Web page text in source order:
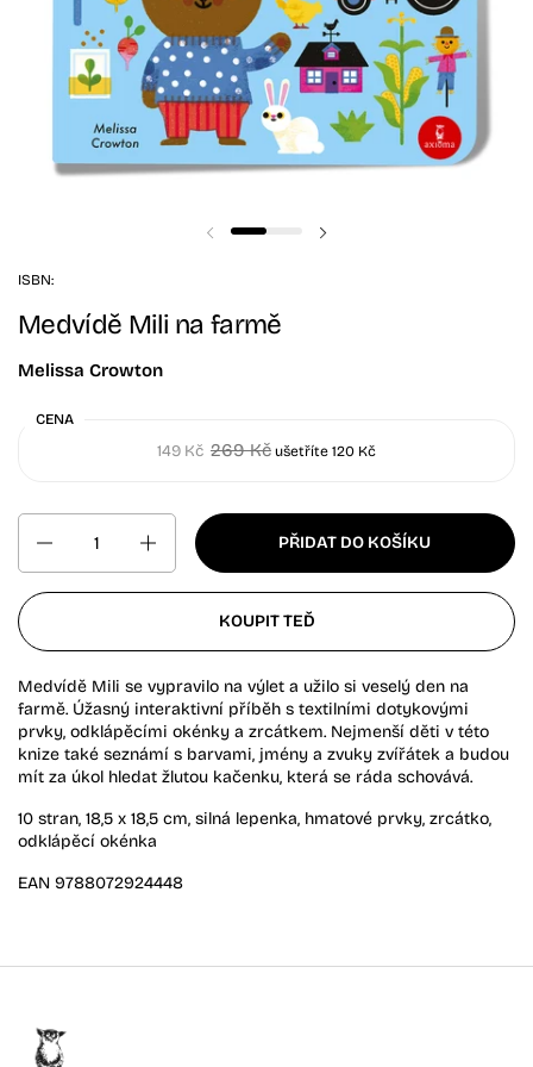
Předchozí snímek
ISBN:
Medvídě Mili na farmě
Melissa Crowton
CENA
149 Kč 269 Kč ušetříte 120 Kč
PŘIDAT DO KOŠÍKU
KOUPIT TEĎ
Medvídě Mili se vypravilo na výlet a užilo si veselý den na
farmě. Úžasný interaktivní příběh s textilními dotykovými
prvky, odklápěcími okénky a zrcátkem. Nejmenší děti v této
knize také seznámí s barvami, jmény a zvuky zvířátek a budou
mít za úkol hledat žlutou kačenku, která se ráda schovává.
10 stran, 18,5 x 18,5 cm, silná lepenka, hmatové prvky, zrcátko,
odklápěcí okénka
EAN 9788072924448